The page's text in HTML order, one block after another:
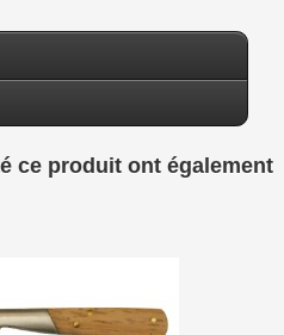
ce produit ont également